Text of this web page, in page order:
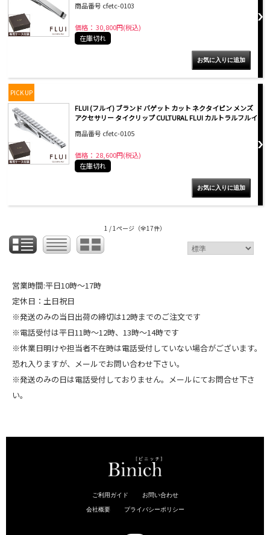
商品番号 cfetc-0103
価格： 30,800円(税込)
在庫切れ
PICK UP
FLUI (フルイ) ブランド バゲット カット ネクタイピン メンズ
アクセサリー タイクリップ CULTURAL FLUI カルトラルフルイ
商品番号 cfetc-0105
価格： 28,600円(税込)
在庫切れ
1 / 1ページ （全17件）
営業時間:平日10時～17時
定休日：土日祝日
※発送のみの当日出荷の締切は12時までのご注文です
※電話受付は平日11時～12時、13時～14時です
※休業日明けや担当者不在時は電話受付していない場合がございます。
恐れ入りますが、メールでお問い合わせ下さい。
※発送のみの日は電話受付しておりません。メールにてお問合せ下さ
い。